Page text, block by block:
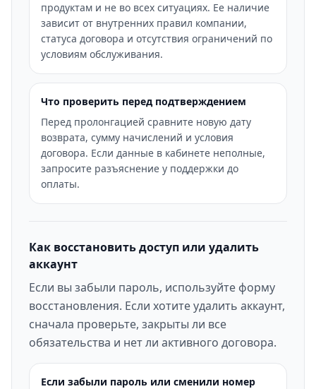
продуктам и не во всех ситуациях. Ее наличие
зависит от внутренних правил компании,
статуса договора и отсутствия ограничений по
условиям обслуживания.
Что проверить перед подтверждением
Перед пролонгацией сравните новую дату
возврата, сумму начислений и условия
договора. Если данные в кабинете неполные,
запросите разъяснение у поддержки до
оплаты.
Как восстановить доступ или удалить
аккаунт
Если вы забыли пароль, используйте форму
восстановления. Если хотите удалить аккаунт,
сначала проверьте, закрыты ли все
обязательства и нет ли активного договора.
Если забыли пароль или сменили номер